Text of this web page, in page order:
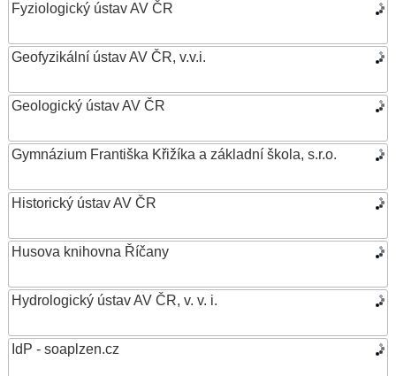
Fyziologický ústav AV ČR
Geofyzikální ústav AV ČR, v.v.i.
Geologický ústav AV ČR
Gymnázium Františka Křižíka a základní škola, s.r.o.
Historický ústav AV ČR
Husova knihovna Říčany
Hydrologický ústav AV ČR, v. v. i.
IdP - soaplzen.cz